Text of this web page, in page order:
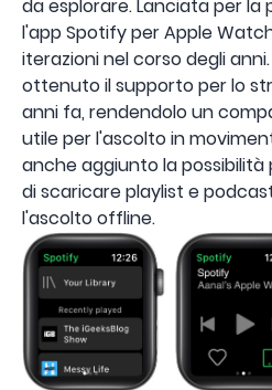
da esplorare. Lanciata per la
l'app Spotify per Apple
iterazioni nel corso degli
ottenuto il supporto per lo
anni fa, rendendolo un
utile per l'ascolto in
anche aggiunto la possibilità
di scaricare playlist e
l'ascolto offline.